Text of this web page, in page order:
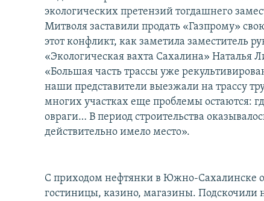
экологических претензий тогдашнего
Митволя заставили продать «Газпрому»
этот конфликт, как заметила заместитель
«Экологическая вахта Сахалина» Наталья
«Большая часть трассы уже
наши представители выезжали на трассу
многих участках еще проблемы остаются:
овраги… В период строительства
действительно имело место».
С приходом нефтянки в Южно-Сахалинске
гостиницы, казино, магазины. Подскочили